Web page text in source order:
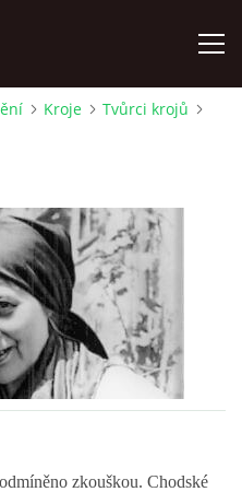
Kroje
Tvůrci krojů
zkouškou. Chodské